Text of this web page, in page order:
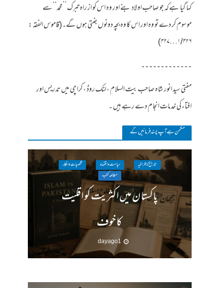
کہا گیا ہےکہ جو صاحب اولاد بنے اور وہ اس کو از راہ تبرک ’’محمد‘‘ سے
موسوم کر دے تو وہ اور اس کا وہ بچہ دونوں جنتی ہوں گے۔(قاموس الفقہ :
۱/۴۲۶…۴۲۷)
۔۔۔۔۔۔۔۔۔۔۔۔۔
مفتی سید انور شاہ صاحب بیت السلام ، لنک روڈ ، کراچی میں تدریس اور
افتاء کی خدمات انجام دے رہے ہیں ۔
مکمن ہےآپ پسند فرمائیں گے
تاریخ / جغرافیہ سیاست واقتصاد
شخصیات وافکار
مطالعہ کتب
پاکستان میں اکثریت کو اقلیت
کا خوف
1 day ago